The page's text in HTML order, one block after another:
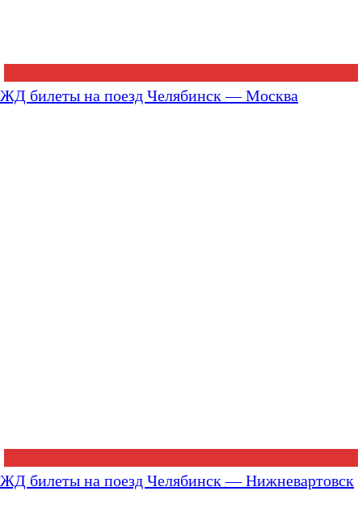
ЖД билеты на поезд Челябинск — Москва
ЖД билеты на поезд Челябинск — Нижневартовск